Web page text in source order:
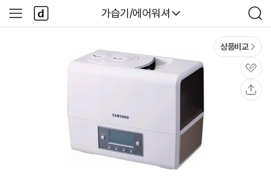
다나와
가습기/에어워셔
검
색
사
이
다
나
와
상품비교
관
심